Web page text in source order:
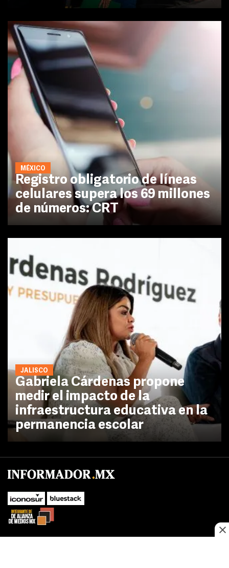
MÉXICO
Registro obligatorio de líneas
celulares supera los 69 millones
de números: CRT
JALISCO
Gabriela Cárdenas propone
medir el impacto de la
infraestructura educativa en la
permanencia escolar